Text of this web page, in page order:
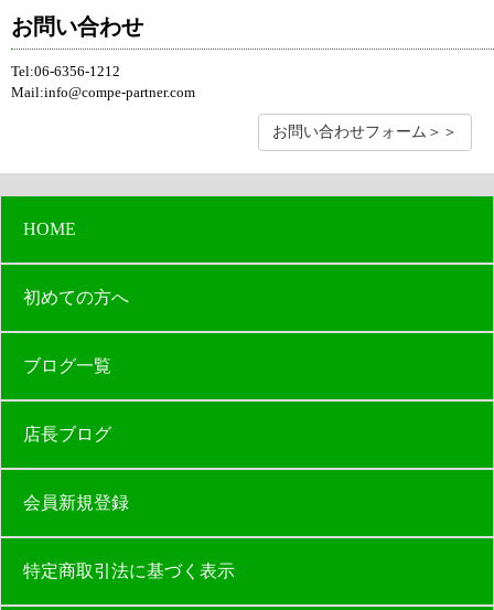
お問い合わせ
Tel:06-6356-1212
Mail:info@compe-partner.com
お問い合わせフォーム＞＞
HOME
初めての方へ
ブログ一覧
店長ブログ
会員新規登録
特定商取引法に基づく表示